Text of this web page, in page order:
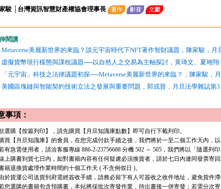
駿 │台灣資訊智慧財產權協會理事長
閱讀
Metaverse美麗新世界的來臨？談元宇宙時代下NFT著作智財議題，陳家駿，月
虛擬貨幣現行樣態與課稅議題──以自然人之交易為主軸探討，黃琦文、夏翊翔
「元宇宙」科技之法律議題初探──Metaverse美麗新世界的來臨？，陳家駿，
美國區塊鏈與智能契約技術立法之發展與重要問題，郭戎晉，月旦法學雜誌第
事項：
選購【按篇列印】，請先購買【月旦知識庫點數】即可自行下載列印。
買【月旦知識庫】的會員，在您完成付款手續之後，我們將於一至二個工作天內，以
有急需使用者，請洽客服專線 886-2-23756688 分機 502 ～ 505，我們將以「隨選列印
上購書到貨七日內，如對書籍內容有任何疑慮必須換貨者，請於七日內連同發票寄回
籍退換貨處理作業時間約十個工作天 ( 不含例假日 )。
於貨運公司送貨到府需經簽收手續，請務必留下有人可簽收之收件地址，避免貨件
您選購的書籍包含預購書，本站將採批次寄發作業，待出書後一併寄發；若需分次寄